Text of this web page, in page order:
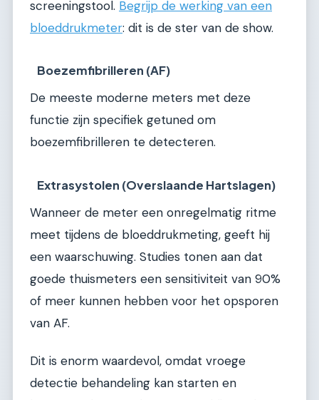
screeningstool. Begrijp de werking van een
bloeddrukmeter: dit is de ster van de show.
Boezemfibrilleren (AF)
De meeste moderne meters met deze
functie zijn specifiek getuned om
boezemfibrilleren te detecteren.
Extrasystolen (Overslaande Hartslagen)
Wanneer de meter een onregelmatig ritme
meet tijdens de bloeddrukmeting, geeft hij
een waarschuwing. Studies tonen aan dat
goede thuismeters een sensitiviteit van 90%
of meer kunnen hebben voor het opsporen
van AF.
Dit is enorm waardevol, omdat vroege
detectie behandeling kan starten en